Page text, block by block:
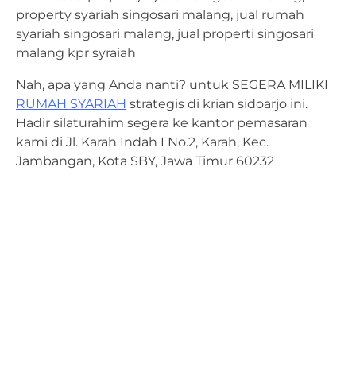
Nah, apa yang Anda nanti? untuk SEGERA MILIKI
RUMAH SYARIAH strategis di krian sidoarjo ini.
Hadir silaturahim segera ke kantor pemasaran
kami di Jl. Karah Indah I No.2, Karah, Kec.
Jambangan, Kota SBY, Jawa Timur 60232